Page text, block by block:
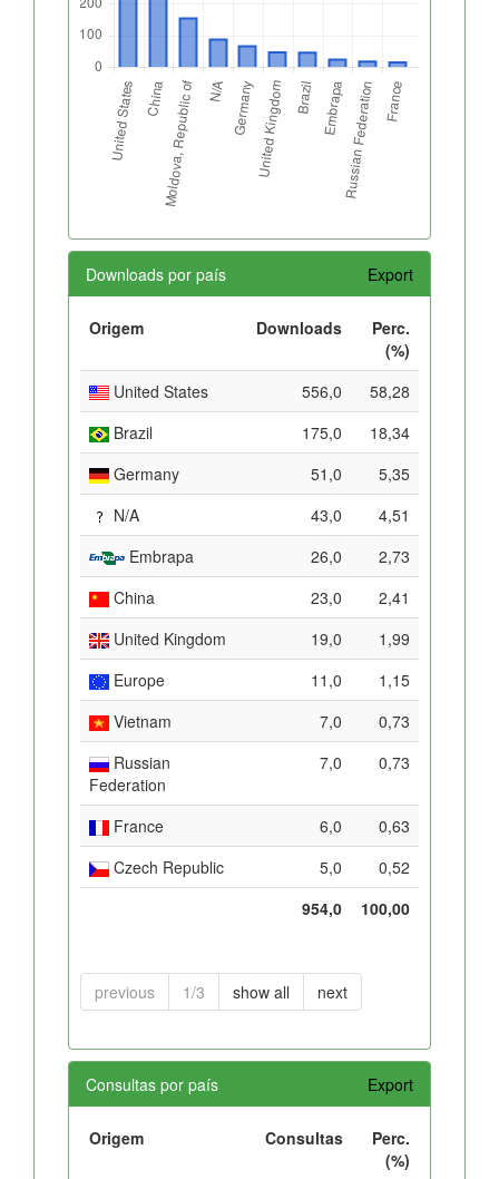
Downloads por país Export
Origem Downloads
Perc.
(%)
United States
556,0
58,28
Brazil
175,0
18,34
Germany
51,0
5,35
N/A
43,0
4,51
Embrapa
26,0
2,73
China
23,0
2,41
United Kingdom
19,0
1,99
Europe
11,0
1,15
Vietnam
7,0
0,73
Russian
Federation
7,0 0,73
France 6,0
0,63
Czech Republic
5,0
0,52
954,0
100,00
previous 1/3 show all next
Consultas por país Export
Origem Consultas
Perc.
(%)